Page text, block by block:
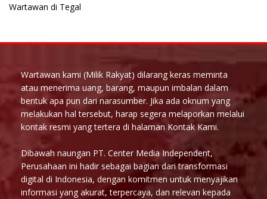
Wartawan di Tegal
Wartawan kami (Milik Rakyat) dilarang keras meminta
atau menerima uang, barang, maupun imbalan dalam
bentuk apa pun dari narasumber. Jika ada oknum yang
melakukan hal tersebut, harap segera melaporkan melalui
kontak resmi yang tertera di halaman Kontak Kami.
Dibawah naungan PT. Center Media Independent,
Perusahaan ini hadir sebagai bagian dari transformasi
digital di Indonesia, dengan komitmen untuk menyajikan
informasi yang akurat, terpercaya, dan relevan kepada